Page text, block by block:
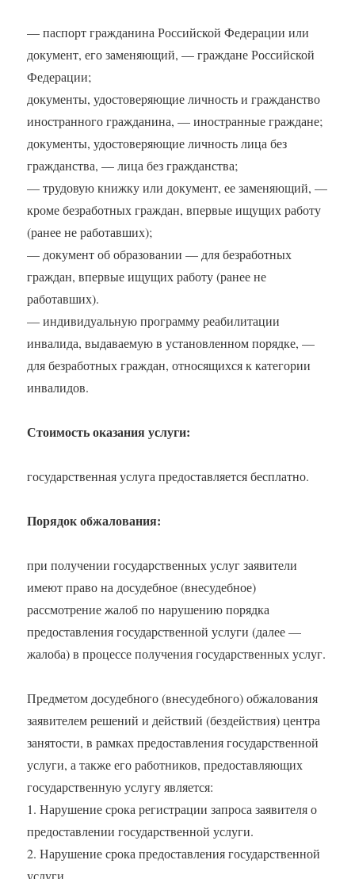
— паспорт гражданина Российской Федерации или
документ, его заменяющий, — граждане Российской
Федерации;
документы, удостоверяющие личность и гражданство
иностранного гражданина, — иностранные граждане;
документы, удостоверяющие личность лица без
гражданства, — лица без гражданства;
— трудовую книжку или документ, ее заменяющий, —
кроме безработных граждан, впервые ищущих работу
(ранее не работавших);
— документ об образовании — для безработных
граждан, впервые ищущих работу (ранее не
работавших).
— индивидуальную программу реабилитации
инвалида, выдаваемую в установленном порядке, —
для безработных граждан, относящихся к категории
инвалидов.
Стоимость оказания услуги:
государственная услуга предоставляется бесплатно.
Порядок обжалования:
при получении государственных услуг заявители
имеют право на досудебное (внесудебное)
рассмотрение жалоб по нарушению порядка
предоставления государственной услуги (далее —
жалоба) в процессе получения государственных услуг.
Предметом досудебного (внесудебного) обжалования
заявителем решений и действий (бездействия) центра
занятости, в рамках предоставления государственной
услуги, а также его работников, предоставляющих
государственную услугу является:
1. Нарушение срока регистрации запроса заявителя о
предоставлении государственной услуги.
2. Нарушение срока предоставления государственной
услуги.